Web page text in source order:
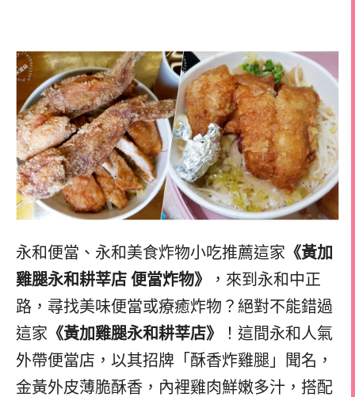
永和便當、永和美食炸物小吃推薦這家 《黃加
雞腿永和耕莘店 便當炸物》
，來到永和中正
路，尋找美味便當或療癒炸物？絕對不能錯過
這家 《黃加雞腿永和耕莘店》
！這間永和人氣
外帶便當店，以其招牌「酥香炸雞腿」聞名，
金黃外皮薄脆酥香，內裡雞肉鮮嫩多汁，搭配